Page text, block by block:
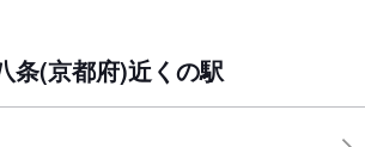
条(京都府)近くの駅